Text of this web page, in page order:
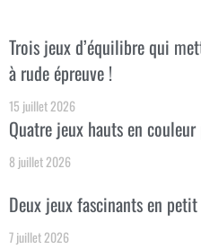
Trois jeux d’équilibre qui
à rude épreuve !
15 juillet 2026
Quatre jeux hauts en
8 juillet 2026
Deux jeux fascinants en
7 juillet 2026